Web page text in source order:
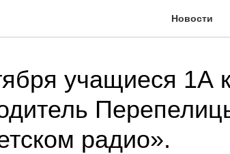
Новости
учащиеся 1А
радио».